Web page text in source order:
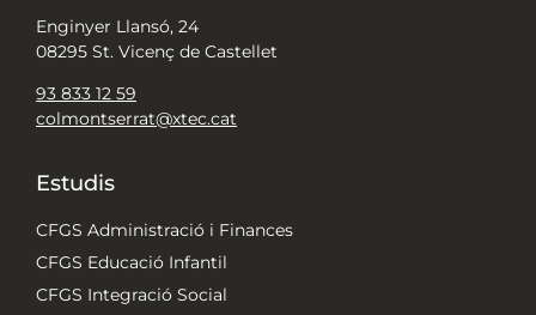
Enginyer Llansó, 24
08295 St. Vicenç de Castellet
93 833 12 59
colmontserrat@xtec.cat
Estudis
CFGS Administració i Finances
CFGS Educació Infantil
CFGS Integració Social